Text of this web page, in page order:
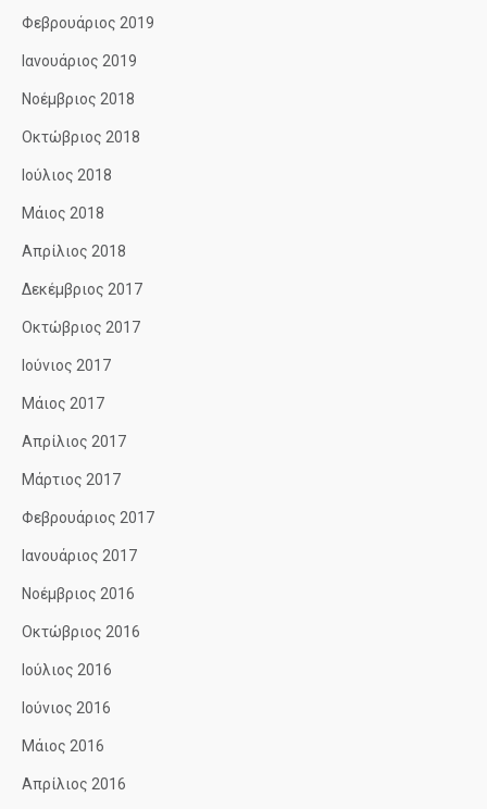
Φεβρουάριος 2019
Ιανουάριος 2019
Νοέμβριος 2018
Οκτώβριος 2018
Ιούλιος 2018
Μάιος 2018
Απρίλιος 2018
Δεκέμβριος 2017
Οκτώβριος 2017
Ιούνιος 2017
Μάιος 2017
Απρίλιος 2017
Μάρτιος 2017
Φεβρουάριος 2017
Ιανουάριος 2017
Νοέμβριος 2016
Οκτώβριος 2016
Ιούλιος 2016
Ιούνιος 2016
Μάιος 2016
Απρίλιος 2016